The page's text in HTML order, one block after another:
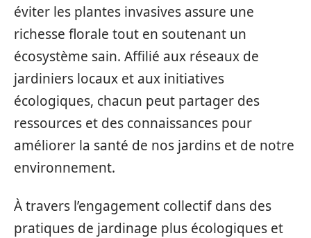
éviter les plantes invasives assure une
richesse florale tout en soutenant un
écosystème sain. Affilié aux réseaux de
jardiniers locaux et aux initiatives
écologiques, chacun peut partager des
ressources et des connaissances pour
améliorer la santé de nos jardins et de notre
environnement.
À travers l’engagement collectif dans des
pratiques de jardinage plus écologiques et